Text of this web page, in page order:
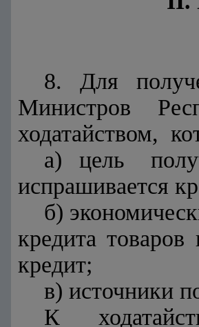
8. Для
Министров
ходатайством,
а) цель
испрашивается
б)
кредита
кредит;
в) источники
К